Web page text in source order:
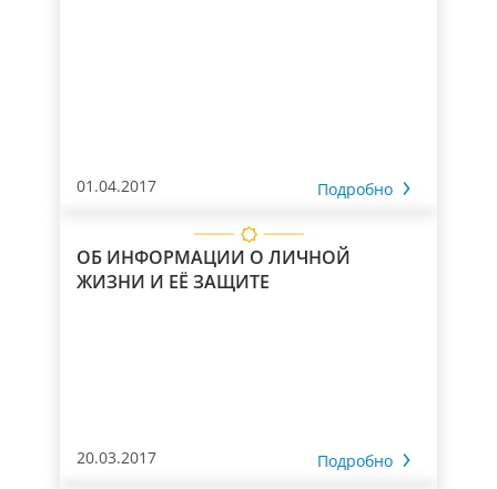
01.04.2017 Подробно
ОБ ИНФОРМАЦИИ О ЛИЧНОЙ
ЖИЗНИ И ЕЁ ЗАЩИТЕ
20.03.2017 Подробно